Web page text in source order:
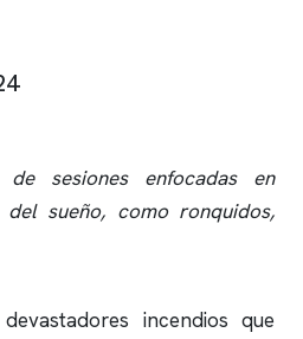
sesiones enfocadas en
sueño, como ronquidos,
incendios que